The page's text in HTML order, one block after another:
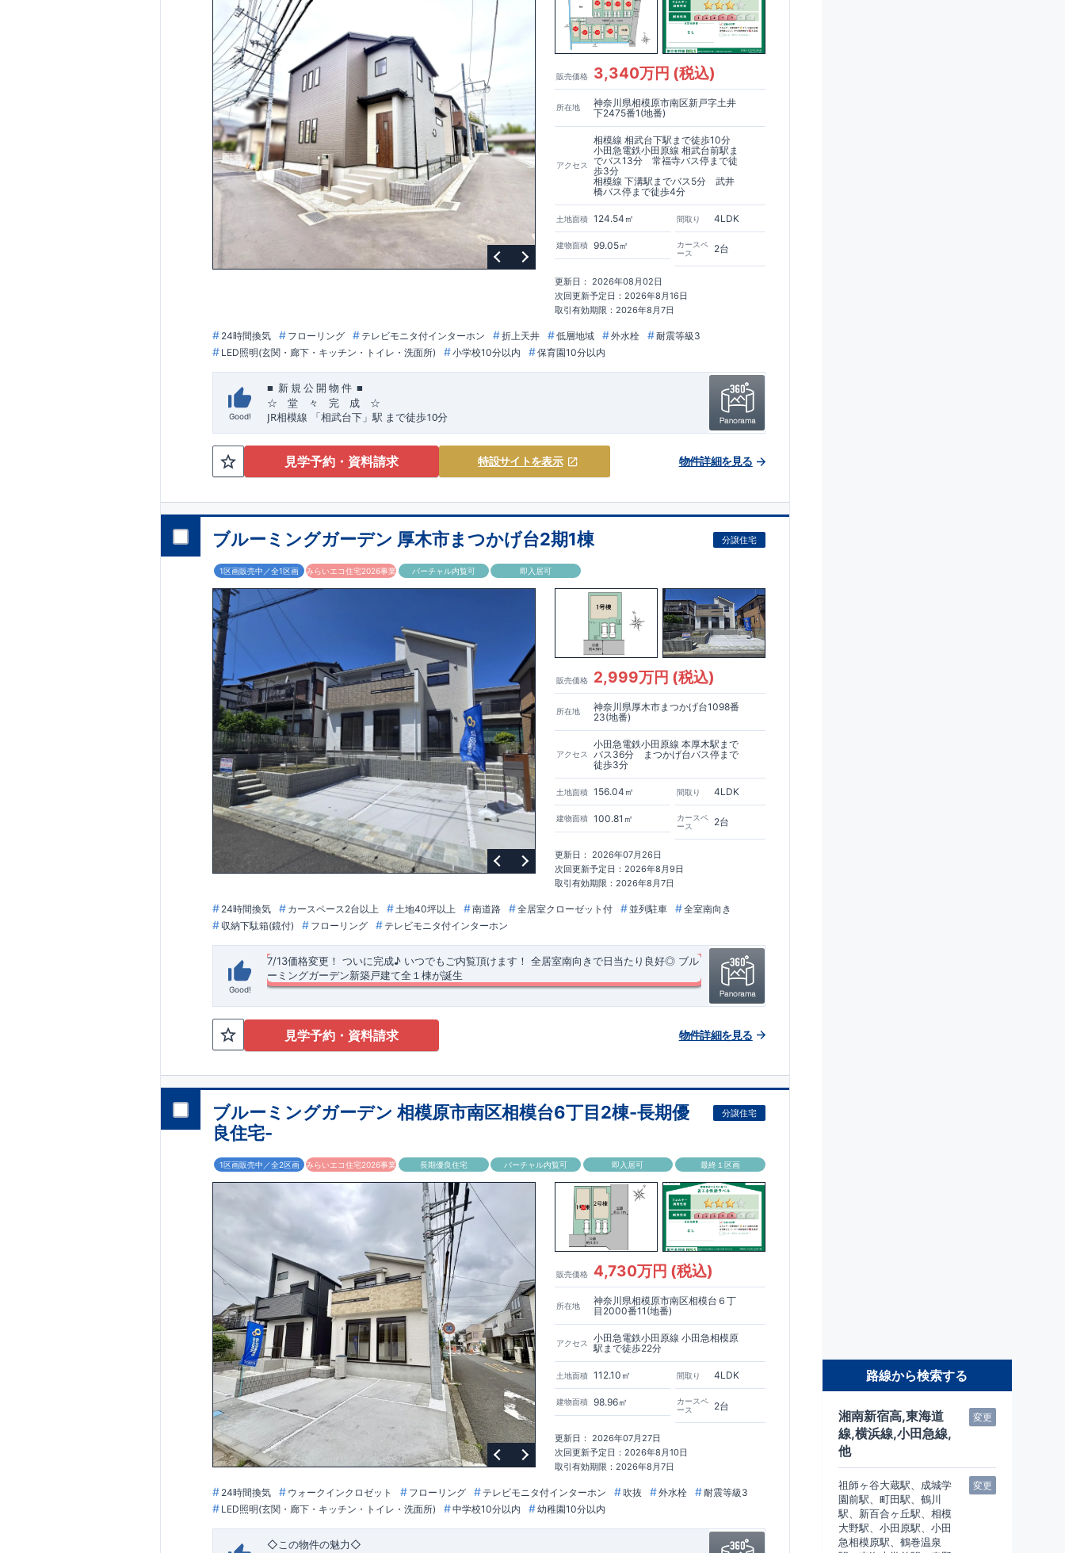
販売価格 3,340万円 (税込)
所在地
神奈川県相模原市南区新戸字土井
下2475番1(地番)
アクセス
相模線 相武台下駅まで徒歩10分
小田急電鉄小田原線 相武台前駅ま
でバス13分 常福寺バス停まで徒
歩3分
相模線 下溝駅までバス5分 武井
橋バス停まで徒歩4分
土地面積 124.54㎡
建物面積 99.05㎡
間取り 4LDK
カースペ
ース
2台
更新日： 2026年08月02日
次回更新予定日：2026年8月16日
取引有効期限：2026年8月7日
24時間換気 フローリング テレビモニタ付インターホン 折上天井 低層地域 外水栓
耐震等級3
LED照明(玄関・廊下・キッチン・トイレ・洗面所)
小学校10分以内 保育園10分以内
Good!
■ 新 規 公 開 物 件■
☆ 堂 々 完 成 ☆
JR相模線 「相武台下」駅 まで徒歩10分
☆おすすめポイント☆ [1],多彩な収納プラン完備★
【玄関土間収納】
スーツケースやベビーカーの収納にも便利
【ウォークインクローゼット】
私服通勤でお洋服をたくさんお持ちの方や、 流行ファッションがお好きな方にもおすすめ
​​
容量シューズクローゼット】
[2],対面キッチンには、食洗器搭載★
” ”
生活感を感じさせない
[4] ,上部吹抜け
明るく開放的な空間を演出
暮らしに寄り添う住環境◎
～徒歩圏内～
教育環境／コンビニ/ドラッグストア／公園
■周辺環境■
【教育施設】
せんだん保育園 約593m（徒歩 分） 新磯保育園 約784m （徒歩 10 分）​新磯小学校 約
715m （徒歩 9 分） ​相陽中 学校 約2000 m （徒歩25分）​
【買い物施設】
ローソン相模原磯部店 約556m（徒歩7分）​ファミリーマート座間一丁目店 約 1100m （徒
歩14分） ドラッグセイムス座間店 約1200m（徒歩15分） たからやフレサ磯部店 約
1400m（徒歩18 分）
【その他施設】
根岸台公園 約 550m（徒歩 下磯部東子どもの広場 約 757m（徒歩10分）
新戸診療所
約772m（徒歩10分）​相模原磯部郵便局 約 900m
（徒歩12分）
■東栄住宅の家作り■​■ブルーミングガーデンのこだわり
【国が定めた７つの技術基準をクリア☆】​
■
住宅性能評価ダブル取得 ​スマートフォンで見やすい特設サイトはこちら★
物件のご案内
は、事前予約 が オススメです☆
スムーズにご案内が可能♪​お気軽にお問い合わせください♪​お問い合わせお待ちしております
☆​TEL:0120-07-1081​​※未完成の場合は、現地確認の他に 近くにある同仕様の完成物件をご案
内致します。
見学予約・資料請求 特設サイトを表示 物件詳細を見る
ブルーミングガーデン 厚木市まつかげ台2期1棟 分譲住宅
1区画販売中／全1区画 みらいエコ住宅2026事業 バーチャル内覧可 即入居可
販売価格 2,999万円 (税込)
所在地
神奈川県厚木市まつかげ台1098番
23(地番)
アクセス
小田急電鉄小田原線 本厚木駅まで
バス36分 まつかげ台バス停まで
徒歩3分
土地面積 156.04㎡
建物面積 100.81㎡
間取り 4LDK
カースペ
ース
2台
更新日： 2026年07月26日
次回更新予定日：2026年8月9日
取引有効期限：2026年8月7日
24時間換気 カースペース2台以上 土地40坪以上 南道路 全居室クローゼット付 並列駐車
全室南向き
収納下駄箱(鏡付)
フローリング テレビモニタ付インターホン
Good!
7/13価格変更！ ついに完成♪ いつでもご内覧頂けます！ 全居室南向きで日当たり良好◎ ブル
ーミングガーデン新築戸建て全１棟が誕生
日当たり良好な物件です◎ カースペース並列２台分！、４LDK ​ ​バス停「まつかげ台」まで徒
歩約3分！ ​ おしゃれな折上天井をリビングと主寝室に採用！（リビング：見せ梁付き折上天
井、主寝室：間接照明付き折上天井）
コラム| 東栄住宅の新築一戸建て、分譲住宅＞​
​こだわりの内装・仕様を施した、オシャレなリビングがございます♪ ​折上天井、アクセントク
ロス、キッチンのポップアップ天井、を採用！是非ご内覧ください♪ ​ ​キッチンスペース
広々！可動棚４段付きで食品等の収納ができます！ ​ 2階南側に​ワイドバルコニーを採用！２
部屋から行き来可能で洗濯物もたっぷり干せます♪ ​ ​ ​​＜設備・仕様＞ ​​■玄関ドア…タグキーや
​■玄関収納…便利な全身鏡のついた、コの字収納がございます♪
​​■浴室…浴室暖房換気乾燥機付き！壁面にアクセントカラーを施したオシャレな浴室空間です
​ ​ ​◇アクセス◇ ・小田急小田原線「本厚木」駅までバス３６分、 ​「まつかげ台」バス停歩３
1500m(徒歩約24分) ◎ 荻野すみれ愛児園 約2200m(徒歩約33分) ◎ とびお幼稚園 約
2400m(徒歩約35分)【買物施設】◎ たからやフレサ上荻野店 約950m(徒歩約16分) ◎ クリ
エイトS・D厚木上荻野店 約1000m(徒歩約17分)【その他施設】 ◎ 厚木上荻野郵便局 約
750m(徒歩約12分)
◎ まつかげ台中公園 約190m(徒歩約3分)
オプション商品のご紹介
網戸（全窓）​建物引渡日の20日前までにお申込みいただくと特別価格でご案内 ​お引渡し前に
工事を済ませることが可能です。
備機器の​15年保証サービスへの加入がおすすめです！
東栄ホームサービス株式会社 なら、 ​エアコン・フロアコーティング・カーテンレール・カッ
プボード・TVアンテナ 等もご紹介可能！
各種カタログ｜ブルーミングリフォーム>
住宅性能評価 W取得(設計・建設)
■第三者機関が設計・建物検査(全四回)を実施 ■税制優遇あり
□ 構造の安定 (耐風等級2・耐震等級3) □ 劣化の軽減 (劣化対策等級3) □ 維持管理への配慮
(維持管理対策等級3) □ 空気環境 (ホルムアルデヒド発散等級3)
□ 断熱等性能等級5～6 □ 一次エネルギー消費量等級6～8 ​□ 第三者評価BELS実施
快適に長く住める住宅
■国の定める7つの技術基準をクリア ■税制優遇あり【東栄セーフティー
ダンパー標準装備】
■制震ダンパーで振れ幅を大幅に低減、繰り返す地震に強い『耐震+制
震』技術 ■メンテナンスフリー
現地案内予約受付中詳細やご見学など、お気軽にお問合せ下さい♪東栄住宅 港南台営業所
TEL:0120-29-1081
見学予約・資料請求 物件詳細を見る
ブルーミングガーデン 相模原市南区相模台6丁目2棟-長期優
良住宅-
分譲住宅
1区画販売中／全2区画 みらいエコ住宅2026事業 長期優良住宅 バーチャル内覧可 即入居可 最終１区画
販売価格 4,730万円 (税込)
所在地
神奈川県相模原市南区相模台６丁
目2000番11(地番)
アクセス
小田急電鉄小田原線 小田急相模原
駅まで徒歩22分
土地面積 112.10㎡
建物面積 98.96㎡
間取り 4LDK
カースペ
ース
2台
更新日： 2026年07月27日
次回更新予定日：2026年8月10日
取引有効期限：2026年8月7日
24時間換気 ウォークインクロゼット フローリング テレビモニタ付インターホン 吹抜 外水栓
耐震等級3
LED照明(玄関・廊下・キッチン・トイレ・洗面所)
中学校10分以内 幼稚園10分以内
◇この物件の魅力◇
路線から検索する
湘南新宿高,東海道
線,横浜線,小田急線,
他
変更
祖師ヶ谷大蔵駅、成城学
園前駅、町田駅、鶴川
駅、新百合ヶ丘駅、相模
大野駅、小田原駅、小田
急相模原駅、鶴巻温泉
変更